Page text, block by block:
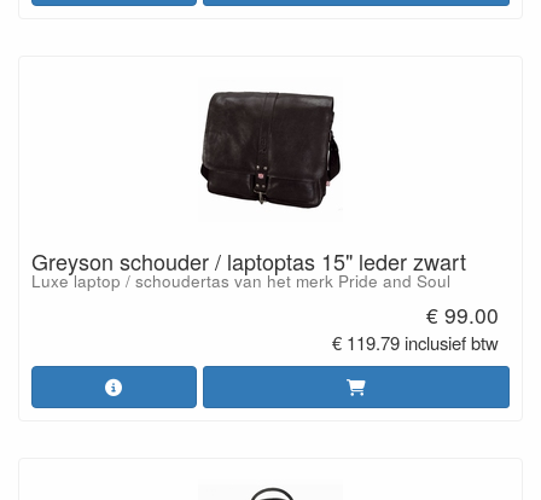
Greyson schouder / laptoptas 15" leder zwart
Luxe laptop / schoudertas van het merk Pride and Soul
€ 99.00
€ 119.79 inclusief btw